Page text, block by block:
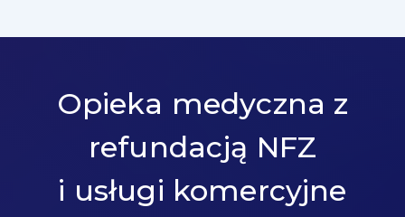
Opieka medyczna z
refundacją NFZ
i usługi komercyjne